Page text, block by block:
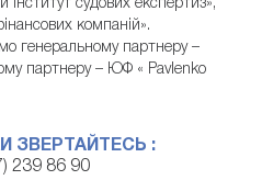
інститут судових експертиз»,
компаній».
генеральному партнеру –
партнеру – ЮФ « Pavlenko
ЗВЕРТАЙТЕСЬ :
239 86 90